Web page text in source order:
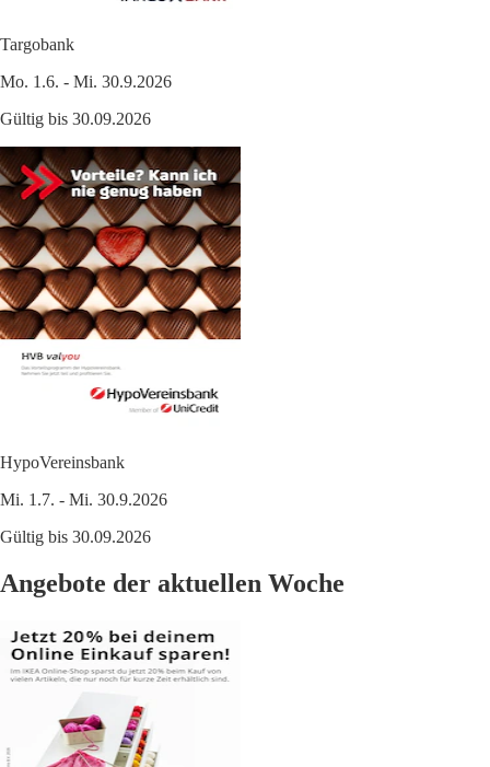
Targobank
Mo. 1.6. - Mi. 30.9.2026
Gültig bis 30.09.2026
HypoVereinsbank
Mi. 1.7. - Mi. 30.9.2026
Gültig bis 30.09.2026
Angebote der aktuellen Woche